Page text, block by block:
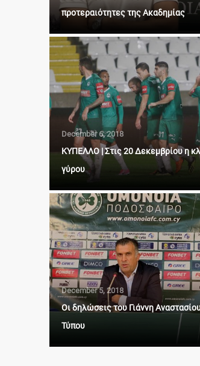
προτεραιότητες της Ακαδημίας
December 6, 2018
ΚΥΠΕΛΛΟ | Στις 20 Δεκεμβρίου η
γύρου
December 5, 2018
Οι δηλώσεις του Γιάννη
Τύπου